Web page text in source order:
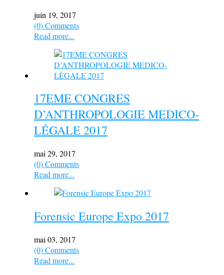
juin 19, 2017
(0) Comments
Read more...
17EME CONGRES
D’ANTHROPOLOGIE MEDICO-
LÉGALE 2017
mai 29, 2017
(0) Comments
Read more...
Forensic Europe Expo 2017
mai 03, 2017
(0) Comments
Read more...